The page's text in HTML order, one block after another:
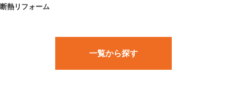
断熱リフォーム
一覧から探す